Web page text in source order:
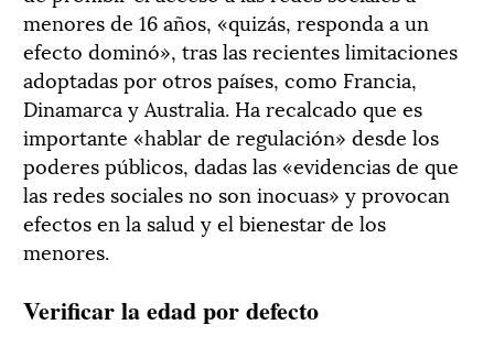
menores de 16 años, «quizás, responda a un
efecto dominó», tras las recientes limitaciones
adoptadas por otros países, como Francia,
Dinamarca y Australia. Ha recalcado que es
importante «hablar de regulación» desde los
poderes públicos, dadas las «evidencias de que
las redes sociales no son inocuas» y provocan
efectos en la salud y el bienestar de los
menores.
Verificar la edad por defecto